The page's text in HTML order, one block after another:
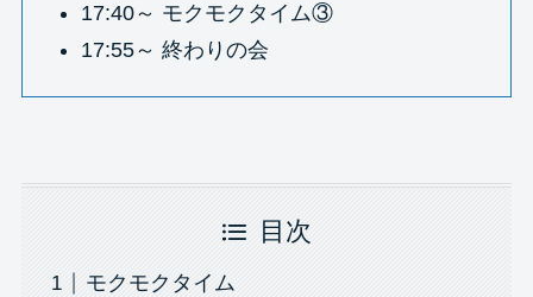
17:40～ モクモクタイム③
17:55～ 終わりの会
目次
モクモクタイム